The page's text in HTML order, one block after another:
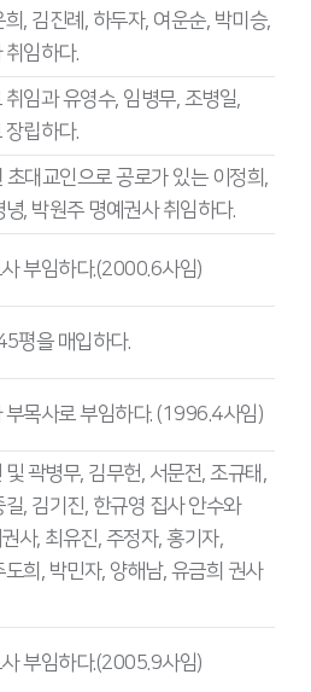
, 김진례, 하두자, 여운순, 박미승,
임하다.
취임과 유영수, 임병무, 조병일,
장립하다.
대교인으로 공로가 있는 이정희,
녕, 박원주 명예권사 취임하다.
부임하다.(2000.6사임)
평을 매입하다.
부목사로 부임하다. (1996.4사임)
곽병무, 김무헌, 서문전, 조규태,
, 김기진, 한규영 집사 안수와
사, 최유진, 주정자, 홍기자,
도희, 박민자, 양해남, 유금희 권사
부임하다.(2005.9사임)